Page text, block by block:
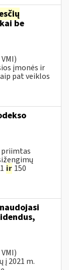
be
įmonės ir
pat veiklos
priimtas
ir 150
2021 m.